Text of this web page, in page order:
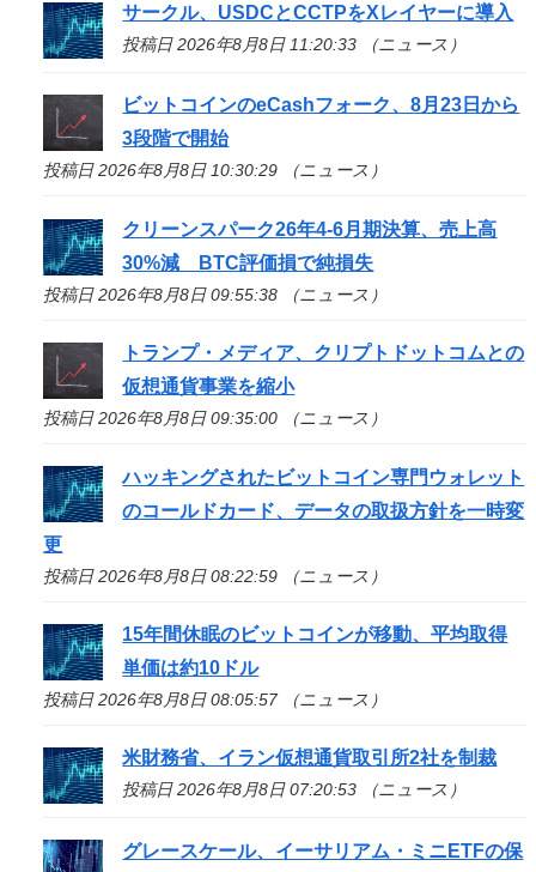
サークル、USDCとCCTPをXレイヤーに導入
投稿日 2026年8月8日 11:20:33 （ニュース）
ビットコインのeCashフォーク、8月23日から
3段階で開始
投稿日 2026年8月8日 10:30:29 （ニュース）
クリーンスパーク26年4-6月期決算、売上高
30%減 BTC評価損で純損失
投稿日 2026年8月8日 09:55:38 （ニュース）
トランプ・メディア、クリプトドットコムとの
仮想通貨事業を縮小
投稿日 2026年8月8日 09:35:00 （ニュース）
ハッキングされたビットコイン専門ウォレット
のコールドカード、データの取扱方針を一時変
更
投稿日 2026年8月8日 08:22:59 （ニュース）
15年間休眠のビットコインが移動、平均取得
単価は約10ドル
投稿日 2026年8月8日 08:05:57 （ニュース）
米財務省、イラン仮想通貨取引所2社を制裁
投稿日 2026年8月8日 07:20:53 （ニュース）
グレースケール、イーサリアム・ミニETFの保